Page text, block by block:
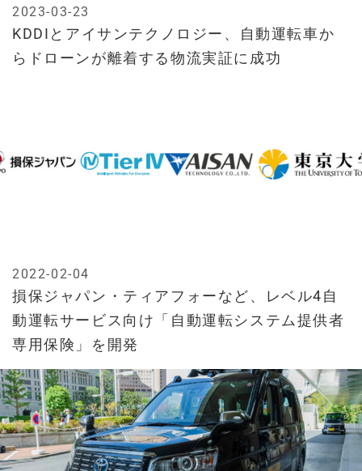
KDDIとアイサンテクノロジー、自動運転車か
らドローンが離着する物流実証に成功
2023-03-23
損保ジャパン・ティアフォーなど、レベル4自
動運転サービス向け「自動運転システム提供者
専用保険」を開発
2022-02-04